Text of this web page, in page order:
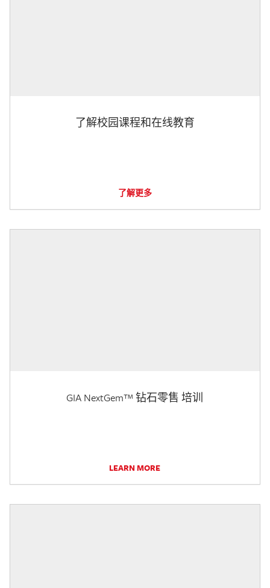
了解校园课程和在线教育
了解更多
GIA NextGem™ 钻石零售 培训
LEARN MORE